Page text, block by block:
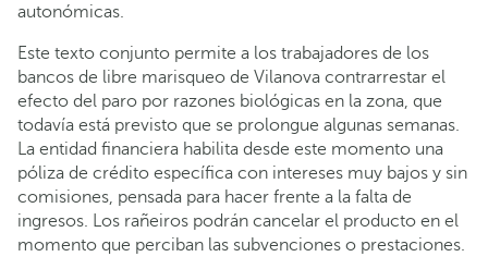
autonómicas.
Este texto conjunto permite a los trabajadores de los
bancos de libre marisqueo de Vilanova contrarrestar el
efecto del paro por razones biológicas en la zona, que
todavía está previsto que se prolongue algunas semanas.
La entidad financiera habilita desde este momento una
póliza de crédito específica con intereses muy bajos y sin
comisiones, pensada para hacer frente a la falta de
ingresos. Los rañeiros podrán cancelar el producto en el
momento que perciban las subvenciones o prestaciones.